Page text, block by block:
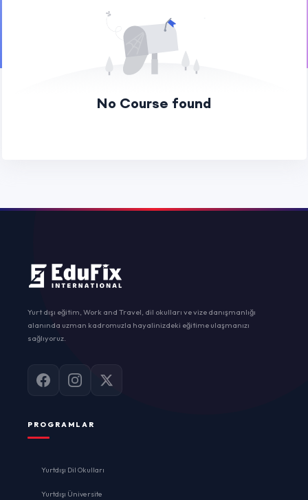
No Course found
Yurt dışı eğitim, Work and Travel, dil okulları ve vize danışmanlığı
alanında uzman kadromuzla hayalinizdeki eğitime ulaşmanızı
sağlıyoruz.
PROGRAMLAR
Yurtdışı Dil Okulları
Yurtdışı Üniversite